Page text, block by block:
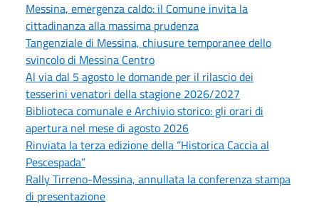
Messina, emergenza caldo: il Comune invita la
cittadinanza alla massima prudenza
Tangenziale di Messina, chiusure temporanee dello
svincolo di Messina Centro
Al via dal 5 agosto le domande per il rilascio dei
tesserini venatori della stagione 2026/2027
Biblioteca comunale e Archivio storico: gli orari di
apertura nel mese di agosto 2026
Rinviata la terza edizione della “Historica Caccia al
Pescespada”
Rally Tirreno-Messina, annullata la conferenza stampa
di presentazione